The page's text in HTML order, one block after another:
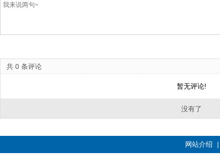
共 0 条评论
暂无评论!
没有了
网站介绍